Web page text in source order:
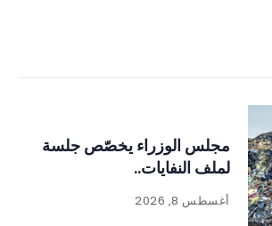
مجلس الوزراء يخصّص جلسة
لملف النفايات..
أغسطس 8, 2026